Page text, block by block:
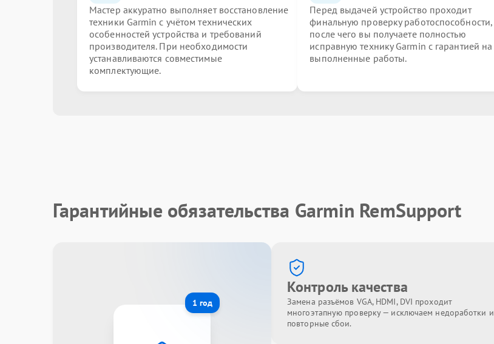
Мастер аккуратно выполняет восстановление
техники Garmin с учётом технических
особенностей устройства и требований
производителя. При необходимости
устанавливаются совместимые
комплектующие.
Перед выдачей устройство проходит
финальную проверку работоспособности,
после чего вы получаете полностью
исправную технику Garmin с гарантией на
выполненные работы.
Гарантийные обязательства Garmin RemSupport
1 год
Контроль качества
Замена разъёмов VGA, HDMI, DVI проходит
многоэтапную проверку — исключаем недоработки и
повторные сбои.